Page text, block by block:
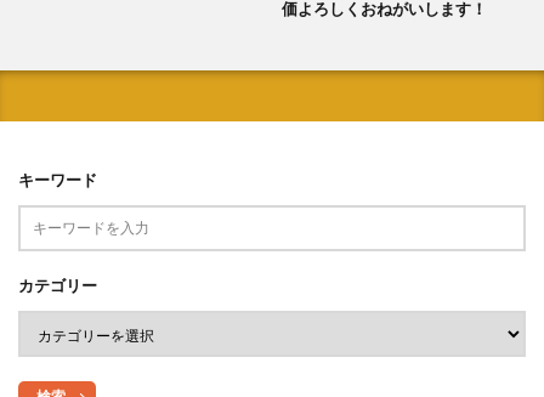
価よろしくおねがいします！
キーワード
カテゴリー